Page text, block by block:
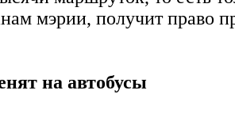
мэрии, получит право
на автобусы